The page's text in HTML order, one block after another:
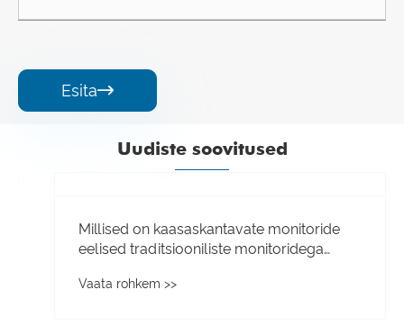
Esita
Uudiste soovitused